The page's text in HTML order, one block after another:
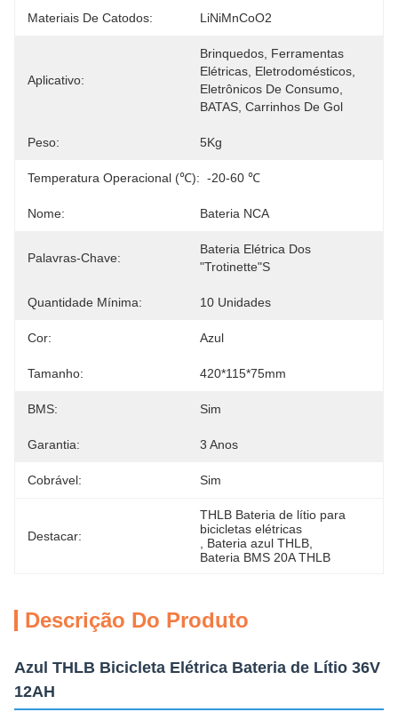
Materiais De Catodos: LiNiMnCoO2
Aplicativo:
Brinquedos, Ferramentas
Elétricas, Eletrodomésticos,
Eletrônicos De Consumo,
BATAS, Carrinhos De Gol
Peso: 5Kg
Temperatura Operacional (℃): -20-60 ℃
Nome: Bateria NCA
Palavras-Chave:
Bateria Elétrica Dos
"trotinette"s
Quantidade Mínima: 10 Unidades
Cor: Azul
Tamanho: 420*115*75mm
BMS: Sim
Garantia: 3 Anos
Cobrável: Sim
Destacar:
THLB Bateria de lítio para
bicicletas elétricas
Bateria azul THLB
Bateria BMS 20A THLB
Descrição Do Produto
Azul THLB Bicicleta Elétrica Bateria de Lítio 36V
12AH